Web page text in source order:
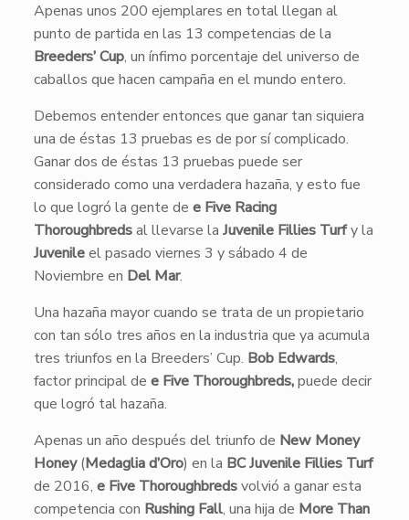
Apenas unos 200 ejemplares en total llegan al
punto de partida en las 13 competencias de la
Breeders’ Cup, un ínfimo porcentaje del universo de
caballos que hacen campaña en el mundo entero.
Debemos entender entonces que ganar tan siquiera
una de éstas 13 pruebas es de por sí complicado.
Ganar dos de éstas 13 pruebas puede ser
considerado como una verdadera hazaña, y esto fue
lo que logró la gente de e Five Racing
Thoroughbredsal llevarse la Juvenile Fillies Turfy la
Juvenileel pasado viernes 3 y sábado 4 de
Noviembre en Del Mar.
Una hazaña mayor cuando se trata de un propietario
con tan sólo tres años en la industria que ya acumula
tres triunfos en la Breeders’ Cup. Bob Edwards,
factor principal de e Five Thoroughbreds,puede decir
que logró tal hazaña.
Apenas un año después del triunfo de New Money
Honey(Medaglia d’Oro) en la BC Juvenile Fillies Turf
de 2016, e Five Thoroughbredsvolvió a ganar esta
competencia con Rushing Fall, una hija de More Than